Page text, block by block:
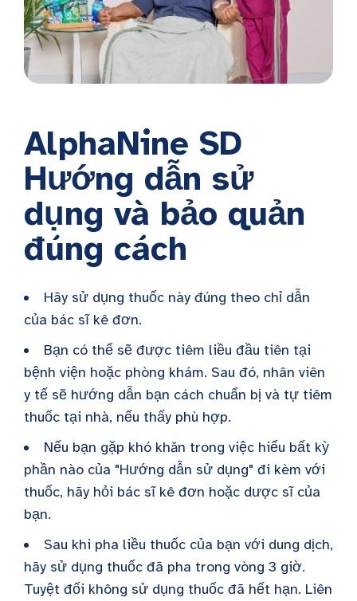
AlphaNine SD
Hướng dẫn sử
dụng và bảo quản
đúng cách
Hãy sử dụng thuốc này đúng theo chỉ dẫn
của bác sĩ kê đơn.
Bạn có thể sẽ được tiêm liều đầu tiên tại
bệnh viện hoặc phòng khám. Sau đó, nhân viên
y tế sẽ hướng dẫn bạn cách chuẩn bị và tự tiêm
thuốc tại nhà, nếu thấy phù hợp.
Nếu bạn gặp khó khăn trong việc hiểu bất kỳ
phần nào của "Hướng dẫn sử dụng" đi kèm với
thuốc, hãy hỏi bác sĩ kê đơn hoặc dược sĩ của
bạn.
Sau khi pha liều thuốc của bạn với dung dịch,
hãy sử dụng thuốc đã pha trong vòng 3 giờ.
Tuyệt đối không sử dụng thuốc đã hết hạn. Liên